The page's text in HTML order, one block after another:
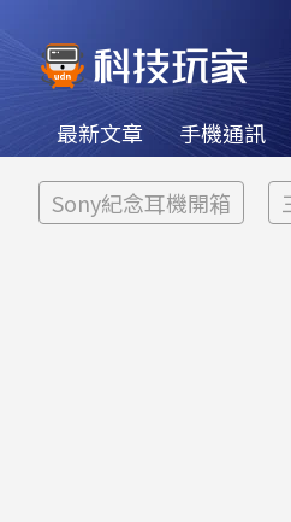
最新文章 手機通訊
Sony紀念耳機開箱